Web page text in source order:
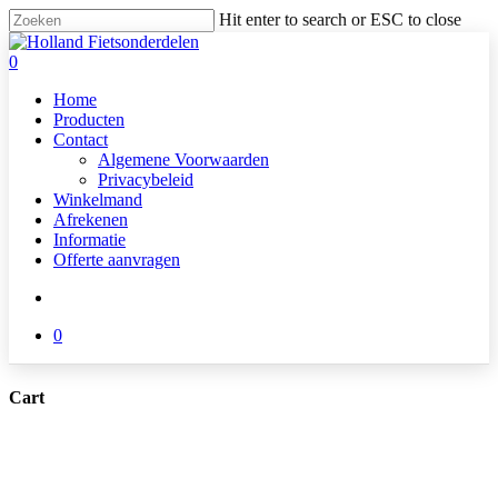
Skip
to
main
Hit enter to search or ESC to close
Close
Search
search
0
Home
Producten
Contact
Algemene Voorwaarden
Privacybeleid
Winkelmand
Afrekenen
Informatie
Offerte aanvragen
0
Cart